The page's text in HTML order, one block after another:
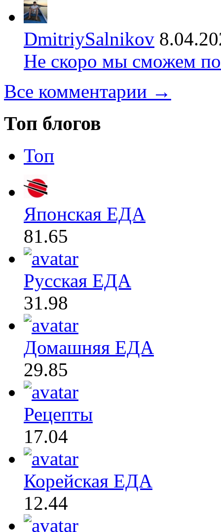
DmitriySalnikov
Не скоро мы сможем
Все комментарии →
Топ блогов
Топ
Японская ЕДА
81.65
Русская ЕДА
31.98
Домашняя ЕДА
29.85
Рецепты
17.04
Корейская ЕДА
12.44